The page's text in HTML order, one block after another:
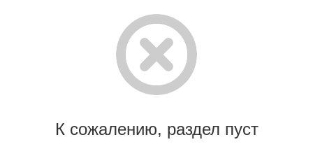
К сожалению, раздел пуст